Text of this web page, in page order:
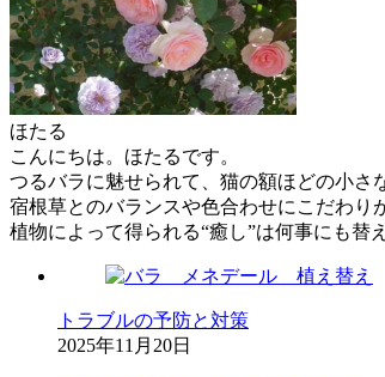
ほたる
こんにちは。ほたるです。
つるバラに魅せられて、猫の額ほどの小さ
宿根草とのバランスや色合わせにこだわり
植物によって得られる“癒し”は何事にも替
トラブルの予防と対策
2025年11月20日